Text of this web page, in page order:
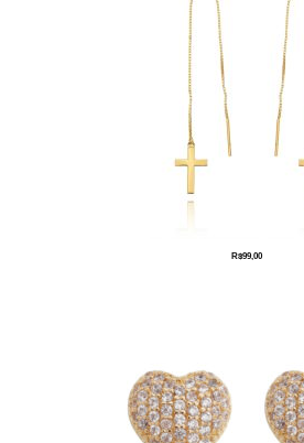
R$99,00